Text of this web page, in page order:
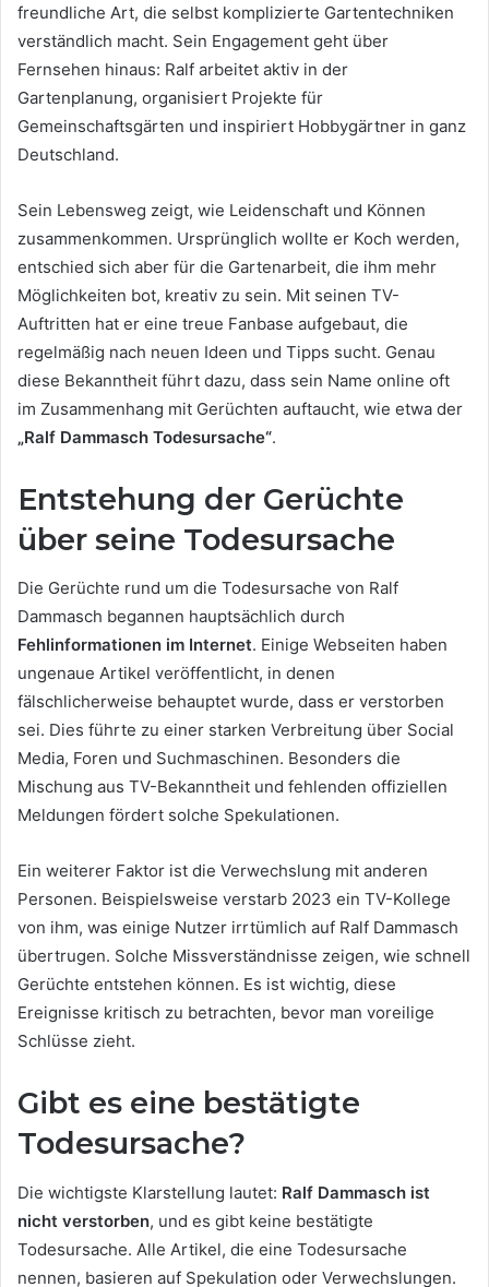
freundliche Art, die selbst komplizierte Gartentechniken
verständlich macht. Sein Engagement geht über
Fernsehen hinaus: Ralf arbeitet aktiv in der
Gartenplanung, organisiert Projekte für
Gemeinschaftsgärten und inspiriert Hobbygärtner in ganz
Deutschland.
Sein Lebensweg zeigt, wie Leidenschaft und Können
zusammenkommen. Ursprünglich wollte er Koch werden,
entschied sich aber für die Gartenarbeit, die ihm mehr
Möglichkeiten bot, kreativ zu sein. Mit seinen TV-
Auftritten hat er eine treue Fanbase aufgebaut, die
regelmäßig nach neuen Ideen und Tipps sucht. Genau
diese Bekanntheit führt dazu, dass sein Name online oft
im Zusammenhang mit Gerüchten auftaucht, wie etwa der
„Ralf Dammasch Todesursache“.
Entstehung der Gerüchte
über seine Todesursache
Die Gerüchte rund um die Todesursache von Ralf
Dammasch begannen hauptsächlich durch
Fehlinformationen im Internet. Einige Webseiten haben
ungenaue Artikel veröffentlicht, in denen
fälschlicherweise behauptet wurde, dass er verstorben
sei. Dies führte zu einer starken Verbreitung über Social
Media, Foren und Suchmaschinen. Besonders die
Mischung aus TV-Bekanntheit und fehlenden offiziellen
Meldungen fördert solche Spekulationen.
Ein weiterer Faktor ist die Verwechslung mit anderen
Personen. Beispielsweise verstarb 2023 ein TV-Kollege
von ihm, was einige Nutzer irrtümlich auf Ralf Dammasch
übertrugen. Solche Missverständnisse zeigen, wie schnell
Gerüchte entstehen können. Es ist wichtig, diese
Ereignisse kritisch zu betrachten, bevor man voreilige
Schlüsse zieht.
Gibt es eine bestätigte
Todesursache?
Die wichtigste Klarstellung lautet: Ralf Dammasch ist
nicht verstorben, und es gibt keine bestätigte
Todesursache. Alle Artikel, die eine Todesursache
nennen, basieren auf Spekulation oder Verwechslungen.